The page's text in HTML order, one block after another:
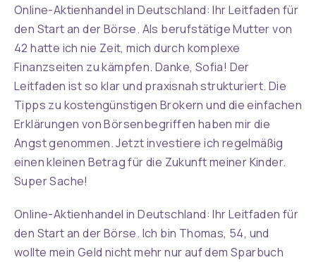
Online-Aktienhandel in Deutschland: Ihr Leitfaden für
den Start an der Börse. Als berufstätige Mutter von
42 hatte ich nie Zeit, mich durch komplexe
Finanzseiten zu kämpfen. Danke, Sofia! Der
Leitfaden ist so klar und praxisnah strukturiert. Die
Tipps zu kostengünstigen Brokern und die einfachen
Erklärungen von Börsenbegriffen haben mir die
Angst genommen. Jetzt investiere ich regelmäßig
einen kleinen Betrag für die Zukunft meiner Kinder.
Super Sache!
Online-Aktienhandel in Deutschland: Ihr Leitfaden für
den Start an der Börse. Ich bin Thomas, 54, und
wollte mein Geld nicht mehr nur auf dem Sparbuch